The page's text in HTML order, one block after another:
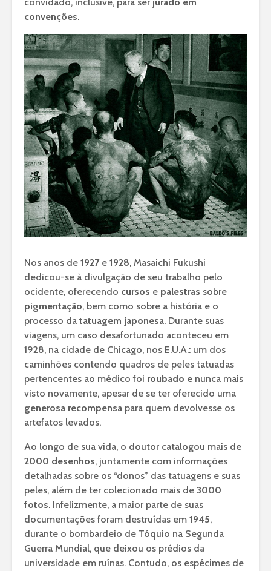
convenções.
Nos anos de 1927e 1928, Masaichi Fukushi
dedicou-se à divulgação de seu trabalho pelo
ocidente, oferecendo cursos e palestras sobre
pigmentação, bem como sobre a história e o
processo da tatuagem japonesa. Durante suas
viagens, um caso desafortunado aconteceu em
1928, na cidade de Chicago, nos E.U.A.: um dos
caminhões contendo quadros de peles tatuadas
pertencentes ao médico foi roubado e nunca mais
visto novamente, apesar de se ter oferecido uma
generosa recompensa para quem devolvesse os
artefatos levados.
Ao longo de sua vida, o doutor catalogou mais de
2000 desenhos, juntamente com informações
detalhadas sobre os “donos” das tatuagens e suas
peles, além de ter colecionado mais de 3000
fotos. Infelizmente, a maior parte de suas
documentações foram destruídas em 1945,
durante o bombardeio de Tóquio na Segunda
Guerra Mundial, que deixou os prédios da
universidade em ruínas. Contudo, os espécimes de